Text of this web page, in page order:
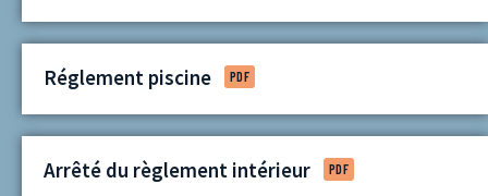
Réglement piscine PDF
Arrêté du règlement intérieur PDF